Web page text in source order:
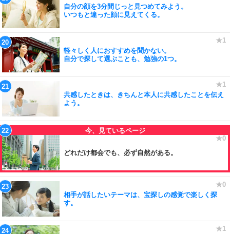
自分の顔を3分間じっと見つめてみよう。
いつもと違った顔に見えてくる。
軽々しく人におすすめを聞かない。
自分で探して選ぶことも、勉強の1つ。
共感したときは、きちんと本人に共感したことを伝え
よう。
どれだけ都会でも、必ず自然がある。
相手が話したいテーマは、宝探しの感覚で楽しく探
す。